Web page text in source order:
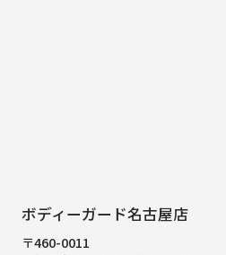
ボディーガード名古屋店
〒460-0011